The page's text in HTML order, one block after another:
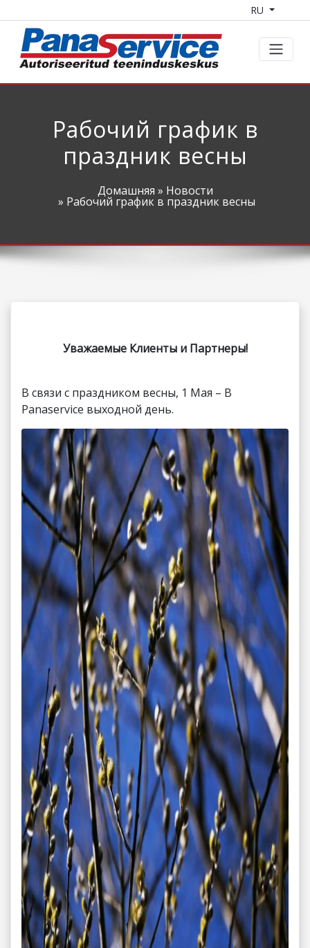
RU
Рабочий график в
праздник весны
Домашняя » Новости
» Рабочий график в праздник весны
Уважаемые Клиенты и Партнеры!
В связи с праздником весны, 1 Мая – В
Panaservice выходной день.